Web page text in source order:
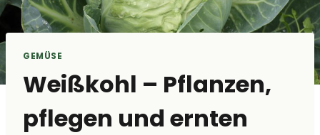
GEMÜSE
Weißkohl – Pflanzen,
pflegen und ernten